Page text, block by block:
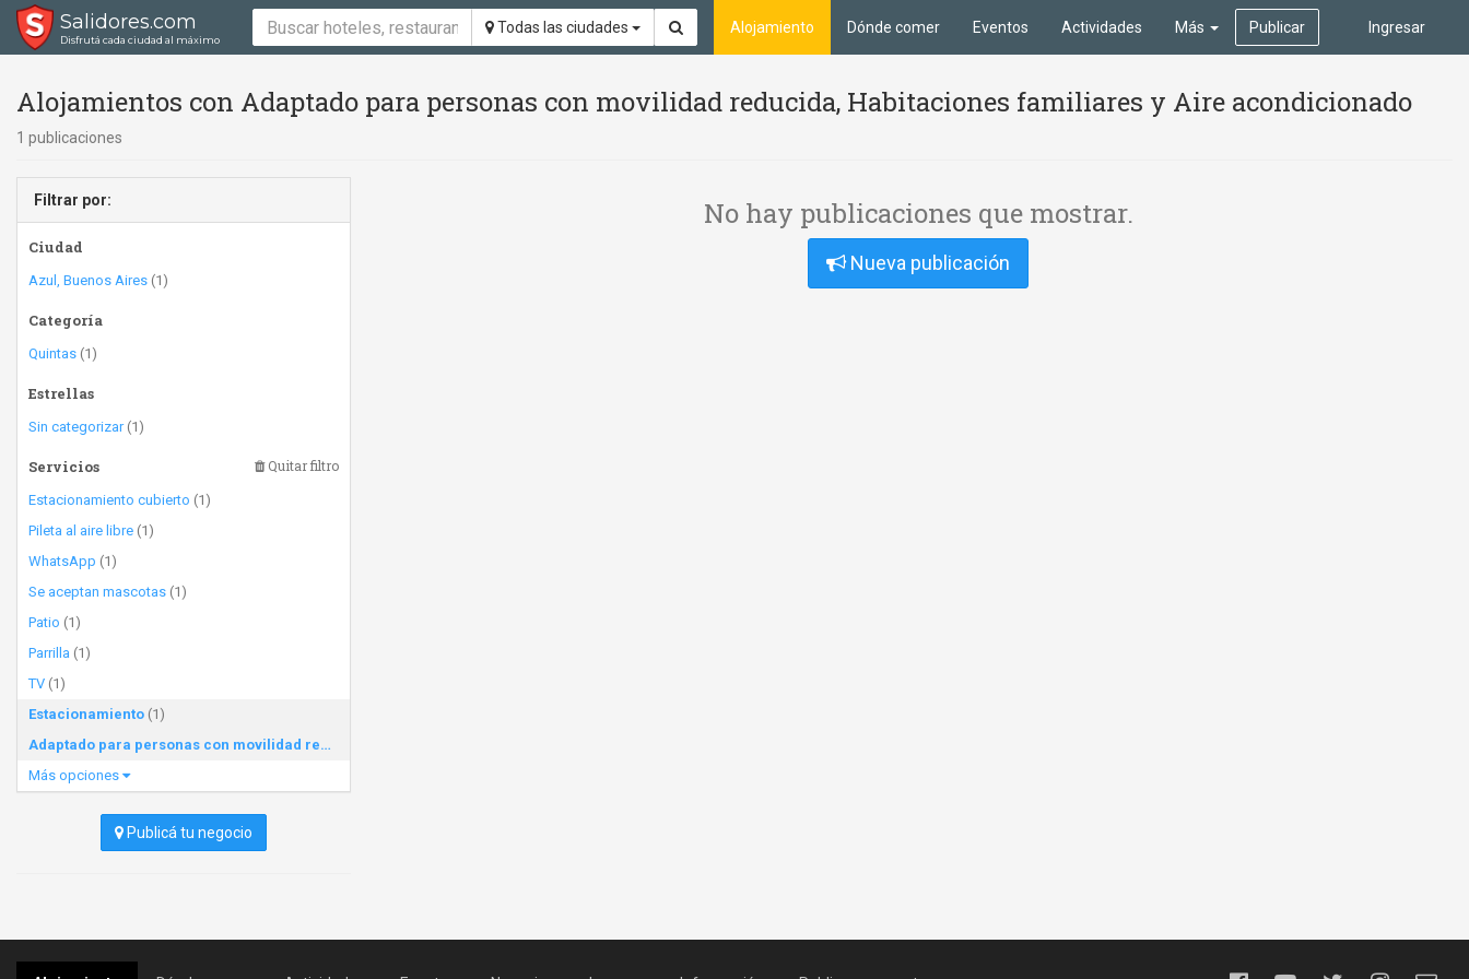
Salidores.com
Disfrutá cada ciudad al máximo
Todas las ciudades Ingresar
Alojamiento Dónde comer Eventos Actividades Más Publicar
Alojamientos con Adaptado para personas con movilidad reducida, Habitaciones familiares y Aire acondicionado
1 publicaciones
Filtrar por:
Ciudad
Azul, Buenos Aires (1)
Categoría
Quintas (1)
Estrellas
Sin categorizar(1)
Servicios Quitar filtro
Estacionamiento cubierto (1)
Pileta al aire libre (1)
WhatsApp (1)
Se aceptan mascotas (1)
Patio (1)
Parrilla (1)
TV (1)
Estacionamiento (1)
Adaptado para personas con movilidad reducida
Más opciones
Publicá tu negocio
No hay publicaciones que mostrar.
Nueva publicación